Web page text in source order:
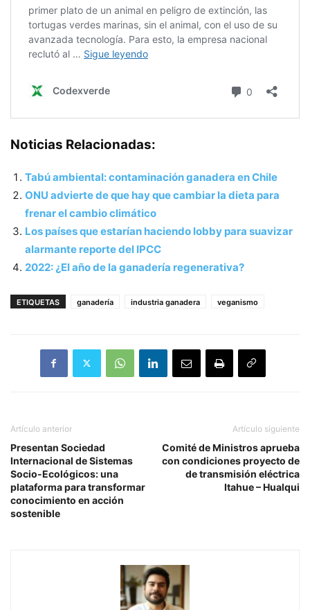
Noticias Relacionadas:
Tabú ambiental: contaminación ganadera en Chile
ONU advierte de que hay que cambiar la dieta para
frenar el cambio climático
Los países que estarían haciendo lobby para suavizar
alarmante reporte del IPCC
2022: ¿El año de la ganadería regenerativa?
ETIQUETAS ganadería industria ganadera veganismo
Artículo anterior
Presentan Sociedad
Internacional de Sistemas
Socio-Ecológicos: una
plataforma para transformar
conocimiento en acción
sostenible
Artículo siguiente
Comité de Ministros aprueba
con condiciones proyecto de
de transmisión eléctrica
Itahue – Hualqui